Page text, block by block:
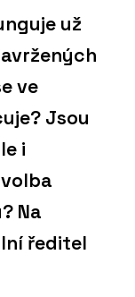
už
ve
Jsou
i
Na
ředitel